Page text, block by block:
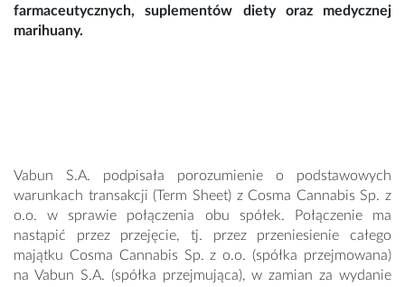
farmaceutycznych, suplementów diety oraz medycznej
marihuany.
Vabun S.A. podpisała porozumienie o podstawowych
warunkach transakcji (Term Sheet) z Cosma Cannabis Sp. z
o.o. w sprawie połączenia obu spółek. Połączenie ma
nastąpić przez przejęcie, tj. przez przeniesienie całego
majątku Cosma Cannabis Sp. z o.o. (spółka przejmowana)
na Vabun S.A. (spółka przejmująca), w zamian za wydanie